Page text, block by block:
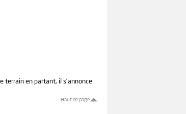
terrain en partant, il s'annonce
Haut de page